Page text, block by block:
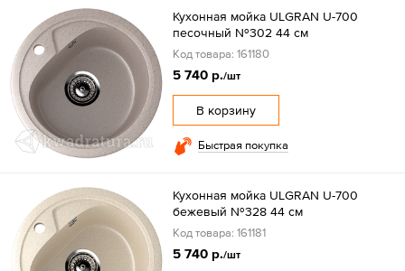
Кухонная мойка ULGRAN U-700
песочный №302 44 см
Код товара: 161180
5 740 р./шт
В корзину
Быстрая покупка
Кухонная мойка ULGRAN U-700
бежевый №328 44 см
Код товара: 161181
5 740 р./шт